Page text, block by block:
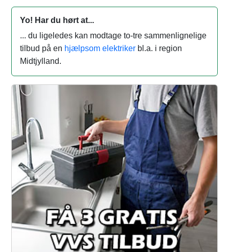
Yo! Har du hørt at...
... du ligeledes kan modtage to-tre sammenlignelige
tilbud på en hjælpsom elektriker bl.a. i region
Midtjylland.